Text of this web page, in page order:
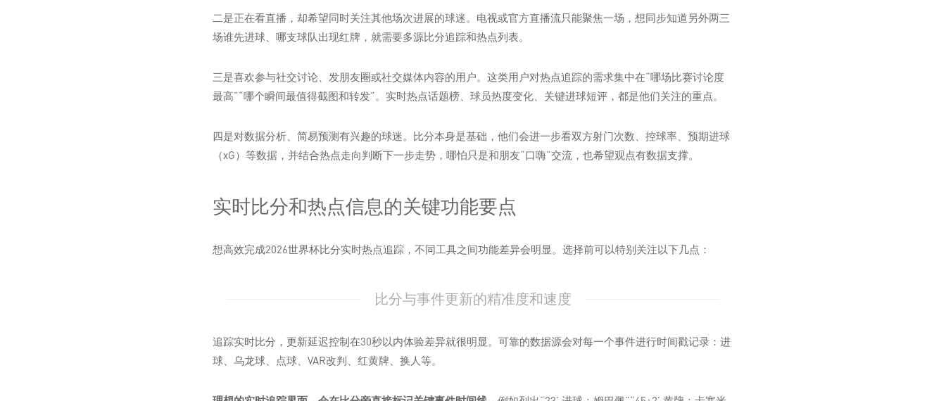
二是正在看直播，却希望同时关注其他场次进展的球迷。电视或官方直播流只能聚焦一场，想同步知道另外两三
场谁先进球、哪支球队出现红牌，就需要多源比分追踪和热点列表。
三是喜欢参与社交讨论、发朋友圈或社交媒体内容的用户。这类用户对热点追踪的需求集中在“哪场比赛讨论度
最高”“哪个瞬间最值得截图和转发”。实时热点话题榜、球员热度变化、关键进球短评，都是他们关注的重点。
四是对数据分析、简易预测有兴趣的球迷。比分本身是基础，他们会进一步看双方射门次数、控球率、预期进球
（xG）等数据，并结合热点走向判断下一步走势，哪怕只是和朋友“口嗨”交流，也希望观点有数据支撑。
实时比分和热点信息的关键功能要点
想高效完成2026世界杯比分实时热点追踪，不同工具之间功能差异会明显。选择前可以特别关注以下几点：
比分与事件更新的精准度和速度
追踪实时比分，更新延迟控制在30秒以内体验差异就很明显。可靠的数据源会对每一个事件进行时间戳记录：进
球、乌龙球、点球、VAR改判、红黄牌、换人等。